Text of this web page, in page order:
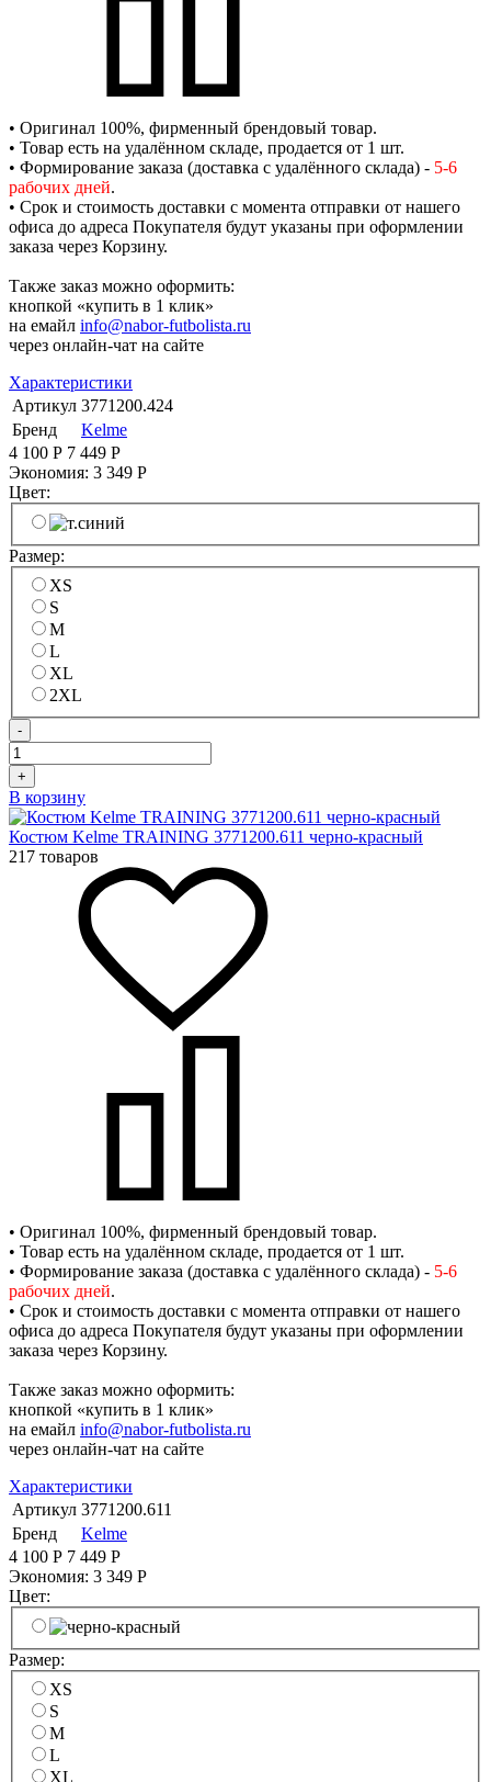
• Оригинал 100%, фирменный брендовый товар.
• Товар есть на удалённом складе, продается от 1 шт.
• Формирование заказа (доставка с удалённого склада) - 5-6
рабочих дней.
• Срок и стоимость доставки с момента отправки от нашего
офиса до адреса Покупателя будут указаны при оформлении
заказа через Корзину.
Также заказ можно оформить:
кнопкой «купить в 1 клик»
на емайл info@nabor-futbolista.ru
через онлайн-чат на сайте
Характеристики
Артикул 3771200.424
Бренд
Kelme
4 100 Р 7 449 Р
Экономия: 3 349 Р
Цвет:
Размер:
XS
S
M
L
XL
2XL
-
+
В корзину
Костюм Kelme TRAINING 3771200.611 черно-красный
217 товаров
• Оригинал 100%, фирменный брендовый товар.
• Товар есть на удалённом складе, продается от 1 шт.
• Формирование заказа (доставка с удалённого склада) - 5-6
рабочих дней.
• Срок и стоимость доставки с момента отправки от нашего
офиса до адреса Покупателя будут указаны при оформлении
заказа через Корзину.
Также заказ можно оформить:
кнопкой «купить в 1 клик»
на емайл info@nabor-futbolista.ru
через онлайн-чат на сайте
Характеристики
Артикул 3771200.611
Бренд
Kelme
4 100 Р 7 449 Р
Экономия: 3 349 Р
Цвет:
Размер:
XS
S
M
L
XL